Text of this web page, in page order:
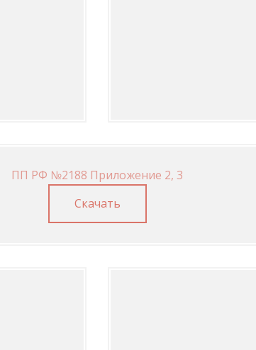
ПП РФ №2188 Приложение 2, 3
Скачать